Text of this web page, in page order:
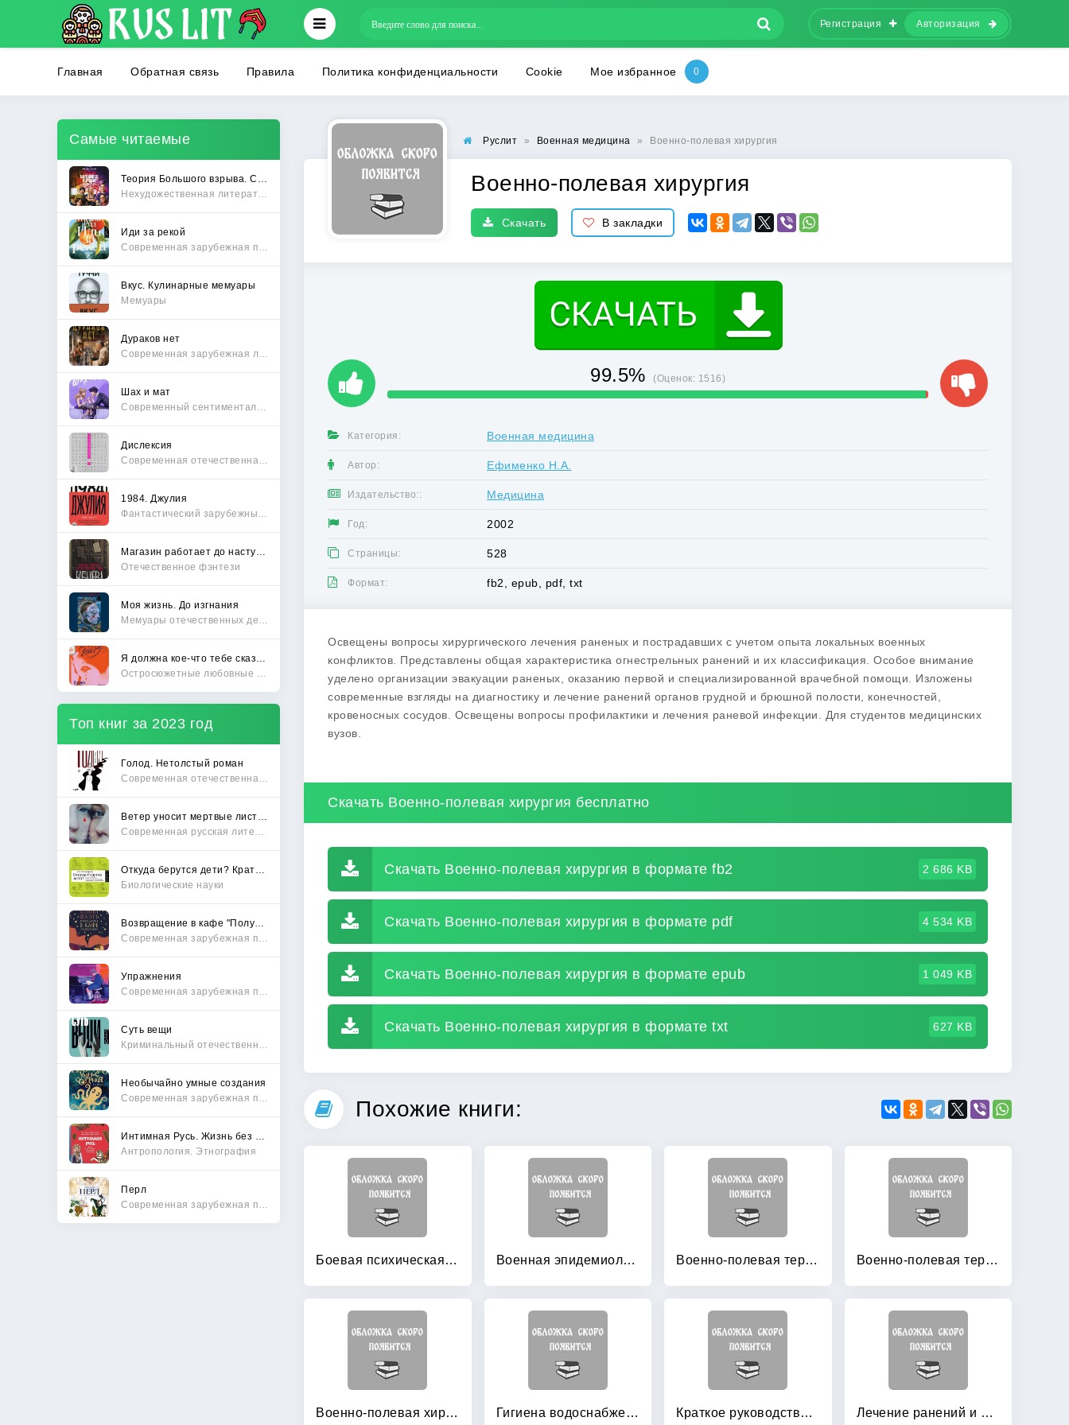
Регистрация Авторизация
Главная Обратная связь Правила Политика конфиденциальности Cookie Мое избранное
Самые читаемые
Иди за рекой
Вкус. Кулинарные мемуары
Мемуары
Дураков нет
Шах и мат
Дислексия
1984. Джулия
Отечественное фэнтези
Моя жизнь. До изгнания
Топ книг за 2023 год
Голод. Нетолстый роман
Биологические науки
Упражнения
Суть вещи
Необычайно умные создания
Антропология. Этнография
Перл
Руслит » Военная медицина » Военно-полевая хирургия
Военно-полевая хирургия
Скачать В закладки
99.5% (Оценок: 1516)
Категория: Военная медицина
Автор: Ефименко Н.А.
Издательство:: Медицина
Год: 2002
Страницы: 528
Формат: fb2, epub, pdf, txt
Освещены вопросы хирургического лечения раненых и пострадавших с учетом опыта локальных военных
конфликтов. Представлены общая характеристика огнестрельных ранений и их классификация. Особое внимание
уделено организации эвакуации раненых, оказанию первой и специализированной врачебной помощи. Изложены
современные взгляды на диагностику и лечение ранений органов грудной и брюшной полости, конечностей,
кровеносных сосудов. Освещены вопросы профилактики и лечения раневой инфекции. Для студентов медицинских
вузов.
Скачать Военно-полевая хирургия бесплатно
Скачать Военно-полевая хирургия в формате fb2 2 686 KB
Скачать Военно-полевая хирургия в формате pdf 4 534 KB
Скачать Военно-полевая хирургия в формате epub 1 049 KB
Скачать Военно-полевая хирургия в формате txt 627 KB
Похожие книги:
Боевая психическая травма: руководство для врачей Военная эпидемиология в годы Великой Отечественной войны Военно-полевая терапия в годы Великой Отечественной войны Военно-полевая терапия: Национальное руководство
Военно-полевая хирургия локальных войн и вооруженных конфликтов: Руководство для врачей Гигиена водоснабжения войск Краткое руководство по военной ортопедической стоматологии Лечение ранений и повреждений магистральных сосудов шеи